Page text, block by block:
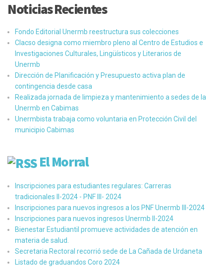
Noticias Recientes
Fondo Editorial Unermb reestructura sus colecciones
Clacso designa como miembro pleno al Centro de Estudios e
Investigaciones Culturales, Lingüísticos y Literarios de
Unermb
Dirección de Planificación y Presupuesto activa plan de
contingencia desde casa
Realizada jornada de limpieza y mantenimiento a sedes de la
Unermb en Cabimas
Unermbista trabaja como voluntaria en Protección Civil del
municipio Cabimas
El Morral
Inscripciones para estudiantes regulares: Carreras
tradicionales II-2024 - PNF III- 2024
Inscripciones para nuevos ingresos a los PNF Unermb III-2024
Inscripciones para nuevos ingresos Unermb II-2024
Bienestar Estudiantil promueve actividades de atención en
materia de salud.
Secretaria Rectoral recorrió sede de La Cañada de Urdaneta
Listado de graduandos Coro 2024